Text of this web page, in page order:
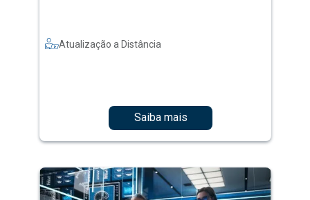
Atualização a Distância
Saiba mais